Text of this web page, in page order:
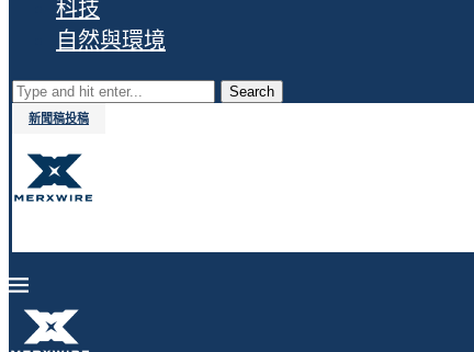
科技
自然與環境
Search
新聞稿投稿